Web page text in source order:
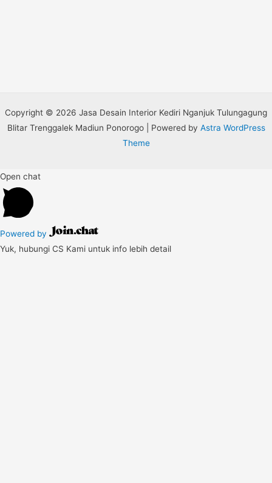
Copyright © 2026 Jasa Desain Interior Kediri Nganjuk Tulungagung
Blitar Trenggalek Madiun Ponorogo | Powered by Astra WordPress
Theme
Open chat
Powered by
Yuk, hubungi CS Kami untuk info lebih detail